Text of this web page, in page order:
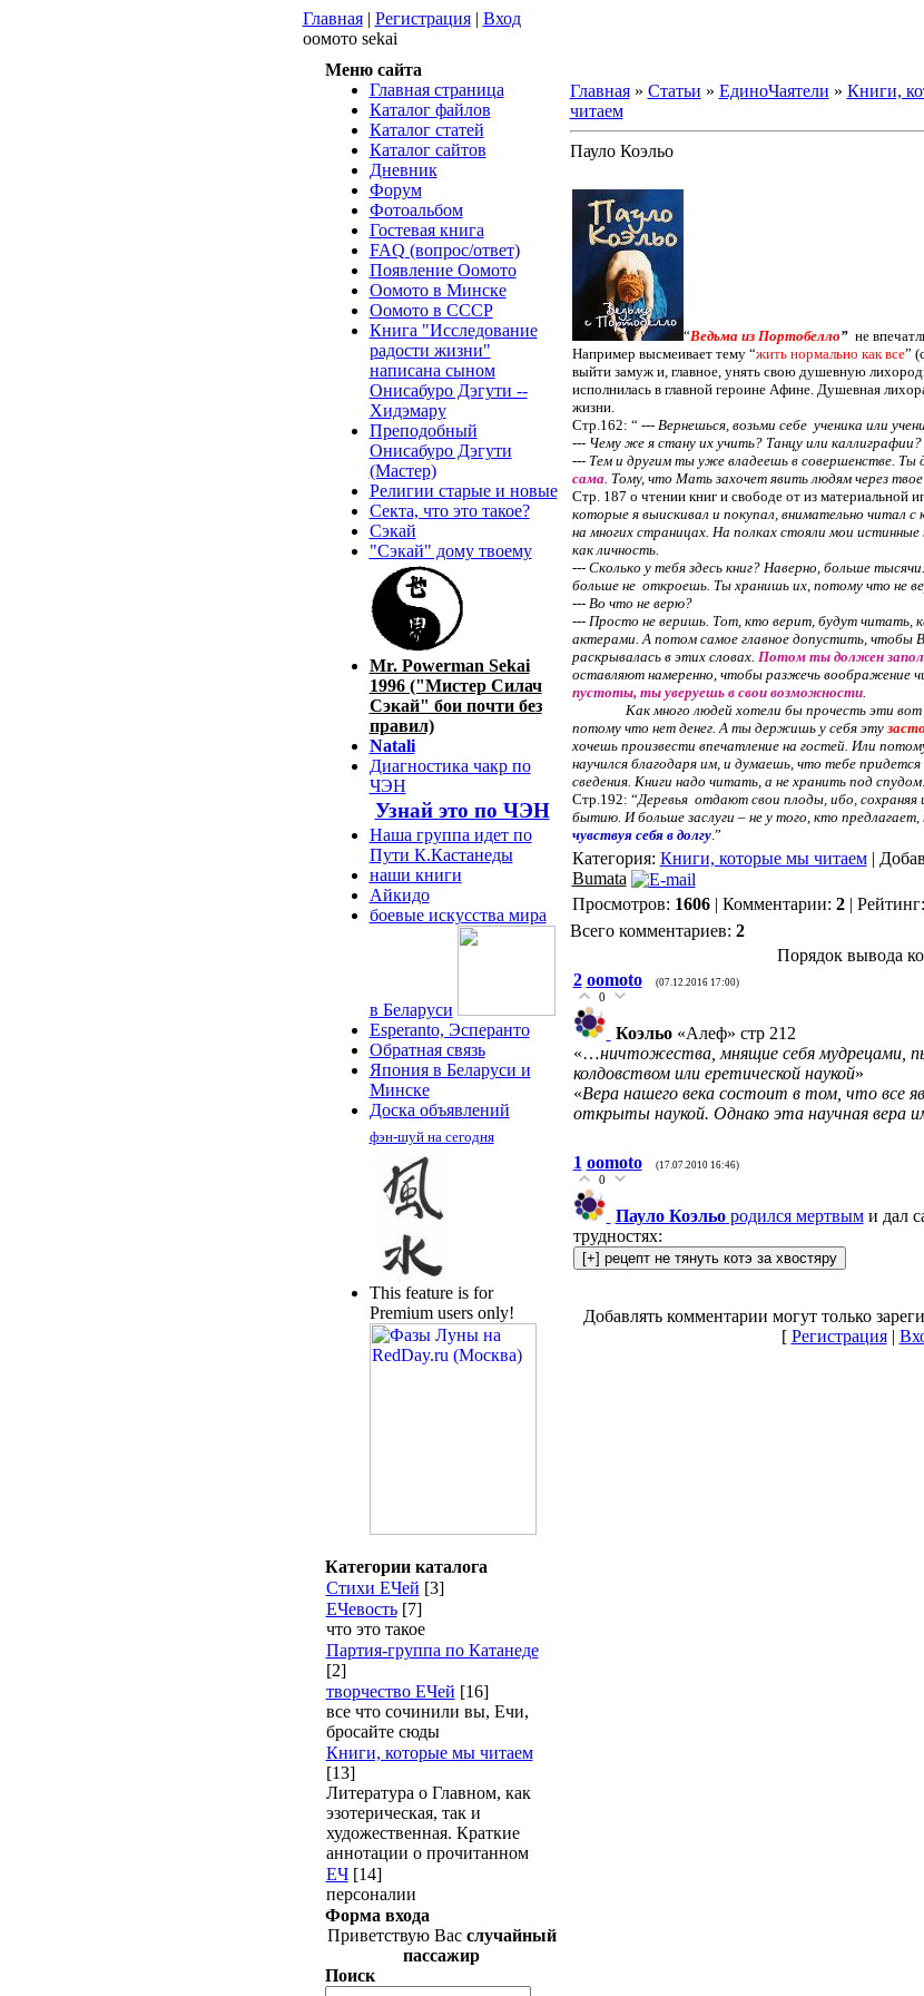
Главная| Регистрация| Вход
оомото sekai
Меню сайта
Главная страница
Каталог файлов
Каталог статей
Каталог сайтов
Дневник
Форум
Фотоальбом
Гостевая книга
FAQ (вопрос/ответ)
Появление Оомото
Оомото в Минске
Оомото в СССР
Книга "Исследование
радости жизни"
написана сыном
Онисабуро Дэгути --
Хидэмару
Преподобный
Онисабуро Дэгути
(Мастер)
Религии старые и новые
Секта, что это такое?
Сэкай
"Сэкай" дому твоему
Mr. Powerman Sekai
1996 ("Мистер Силач
Сэкай" бои почти без
правил)
Natali
Диагностика чакр по
ЧЭН
Узнай это по ЧЭН
Наша группа идет по
Пути К.Кастанеды
наши книги
Айкидо
боевые искусства мира
в Беларуси
Esperanto, Эсперанто
Обратная связь
Япония в Беларуси и
Минске
Доска объявлений
фэн-шуй на сегодня
This feature is for
Premium users only!
Категории каталога
Стихи ЕЧей [3]
ЕЧевость [7]
что это такое
Партия-группа по Катанеде
[2]
творчество ЕЧей [16]
все что сочинили вы, Ечи,
бросайте сюды
Книги, которые мы читаем
[13]
Литература о Главном, как
эзотерическая, так и
художественная. Краткие
аннотации о прочитанном
ЕЧ [14]
персоналии
Форма входа
Приветствую Вас случайный
пассажир
Поиск
Главная» Статьи » ЕдиноЧаятели » Книги,
читаем
Пауло Коэльо
“Ведьма из Портобелло” не
Например высмеивает тему “жить нормально как все”
выйти замуж и, главное, унять свою душевную
исполнилась в главной героине Афине. Душевная
жизни.
Стр.162: “ --- Вернешься, возьми себе ученика или
--- Чему же я стану их учить? Танцу или каллиграфии?
--- Тем и другим ты уже владеешь в совершенстве. Ты
сама. Тому, что Мать захочет явить людям через
Стр. 187 о чтении книг и свободе от из материальной
которые я выискивал и покупал, внимательно читал
на многих страницах. На полках стояли мои
как личность.
--- Сколько у тебя здесь книг? Наверно, больше
больше не откроешь. Ты хранишь их, потому что не
--- Во что не верю?
--- Просто не веришь. Тот, кто верит, будут читать,
актерами. А потом самое главное допустить, чтобы
раскрывалась в этих словах. Потом ты должен
оставляют намеренно, чтобы разжечь воображение
пустоты, ты уверуешь в свои возможности.
Как много людей хотели бы прочесть эти вот
потому что нет денег. А ты держишь у себя эту
хочешь произвести впечатление на гостей. Или
научился благодаря им, и думаешь, что тебе
сведения. Книги надо читать, а не хранить под спудом
Стр.192: “Деревья отдают свои плоды, ибо, сохраняя
бытию. И больше заслуги – не у того, кто предлагает,
чувствуя себя в долгу.”
Категория: Книги, которые мы читаем|
Bumata
Просмотров: 1606| Комментарии: 2| Рейтинг:
Всего комментариев: 2
Порядок вывода
2 oomoto (07.12.2016 17:00)
0
Коэльо«Алеф» стр 212
«…ничтожества, мнящие себя мудрецами,
колдовством или еретической наукой»
«Вера нашего века состоит в том, что все
открыты наукой. Однако эта научная вера
1 oomoto (17.07.2010 16:46)
0
Пауло Коэльородился мертвыми дал
трудностях:
Добавлять комментарии могут только
[ Регистрация|